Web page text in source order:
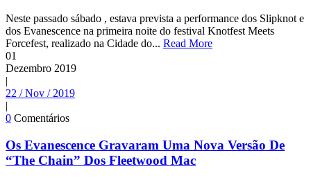
Neste passado sábado , estava prevista a performance dos Slipknot e
dos Evanescence na primeira noite do festival Knotfest Meets
Forcefest, realizado na Cidade do... Read More
01
Dezembro 2019
|
22 / Nov / 2019
|
0 Comentários
Os Evanescence Gravaram Uma Nova Versão De
“The Chain” Dos Fleetwood Mac